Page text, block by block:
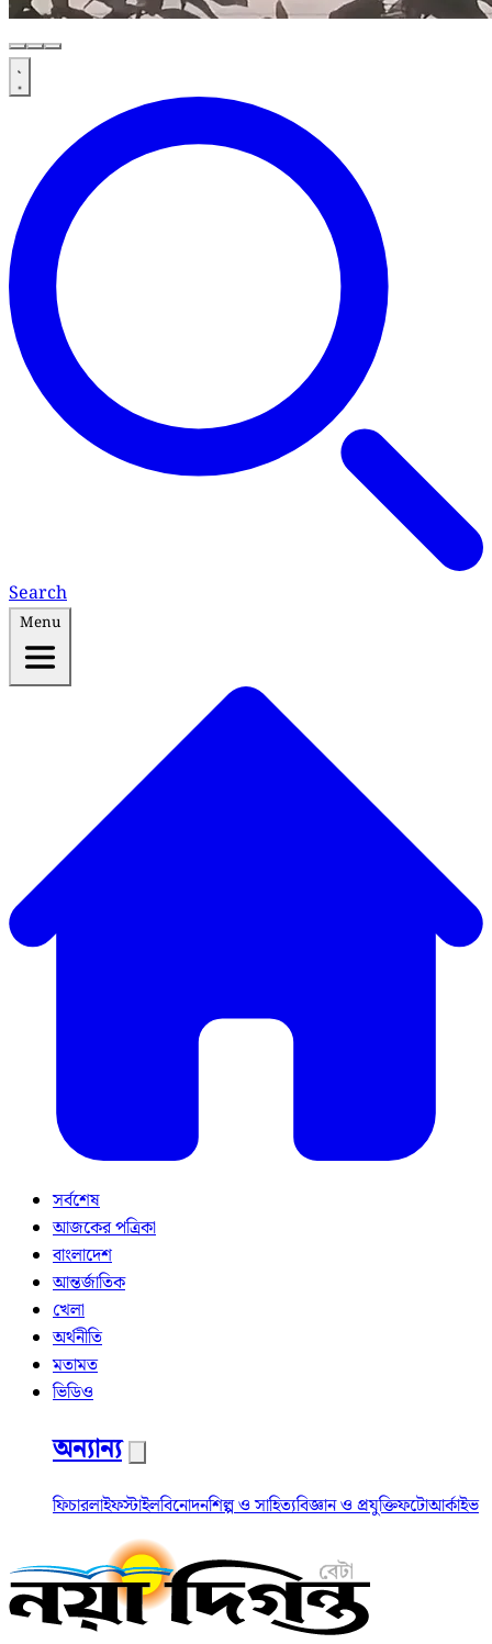
Search
Menu
সর্বশেষ
আজকের পত্রিকা
বাংলাদেশ
আন্তর্জাতিক
খেলা
অর্থনীতি
মতামত
ভিডিও
অন্যান্য
ফিচারলাইফস্টাইলবিনোদনশিল্প ও সাহিত্যবিজ্ঞান ও প্রযুক্তিফটোআর্কাইভ